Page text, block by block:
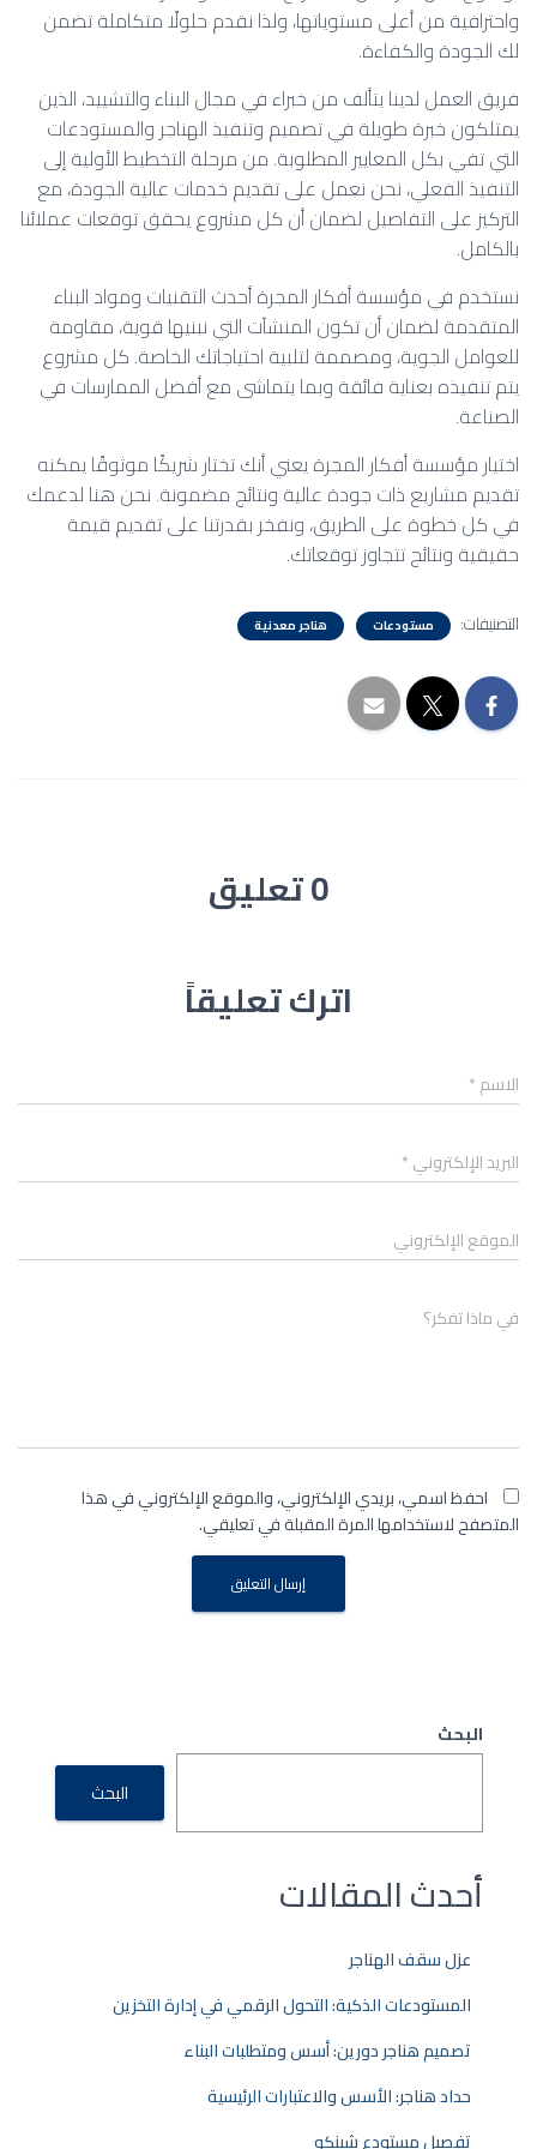
واحترافية من أعلى مستوياتها، ولذا نقدم حلولًا متكاملة تضمن
لك الجودة والكفاءة.
فريق العمل لدينا يتألف من خبراء في مجال البناء والتشييد، الذين
يمتلكون خبرة طويلة في تصميم وتنفيذ الهناجر والمستودعات
التي تفي بكل المعايير المطلوبة. من مرحلة التخطيط الأولية إلى
التنفيذ الفعلي، نحن نعمل على تقديم خدمات عالية الجودة، مع
التركيز على التفاصيل لضمان أن كل مشروع يحقق توقعات عملائنا
بالكامل.
نستخدم في مؤسسة أفكار المجرة أحدث التقنيات ومواد البناء
المتقدمة لضمان أن تكون المنشآت التي نبنيها قوية، مقاومة
للعوامل الجوية، ومصممة لتلبية احتياجاتك الخاصة. كل مشروع
يتم تنفيذه بعناية فائقة وبما يتماشى مع أفضل الممارسات في
الصناعة.
اختيار مؤسسة أفكار المجرة يعني أنك تختار شريكًا موثوقًا يمكنه
تقديم مشاريع ذات جودة عالية ونتائج مضمونة. نحن هنا لدعمك
في كل خطوة على الطريق، ونفخر بقدرتنا على تقديم قيمة
حقيقية ونتائج تتجاوز توقعاتك.
التصنيفات: مستودعات هناجر معدنية
0 تعليق
اترك تعليقاً
الاسم*
البريد الإلكتروني*
الموقع الإلكتروني
في ماذا تفكر؟
احفظ اسمي، بريدي الإلكتروني، والموقع الإلكتروني في هذا
المتصفح لاستخدامها المرة المقبلة في تعليقي.
البحث
البحث
أحدث المقالات
عزل سقف الهناجر
المستودعات الذكية: التحول الرقمي في إدارة التخزين
تصميم هناجر دورين: أسس ومتطلبات البناء
حداد هناجر: الأسس والاعتبارات الرئيسية
تفصيل مستودع شينكو